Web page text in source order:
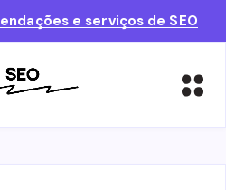
e serviços de SEO